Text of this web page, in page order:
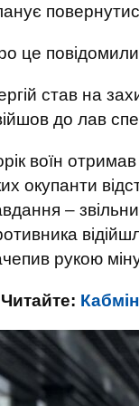
це
став на
до лав
воїн
окупанти
–
рукою
Читайте: